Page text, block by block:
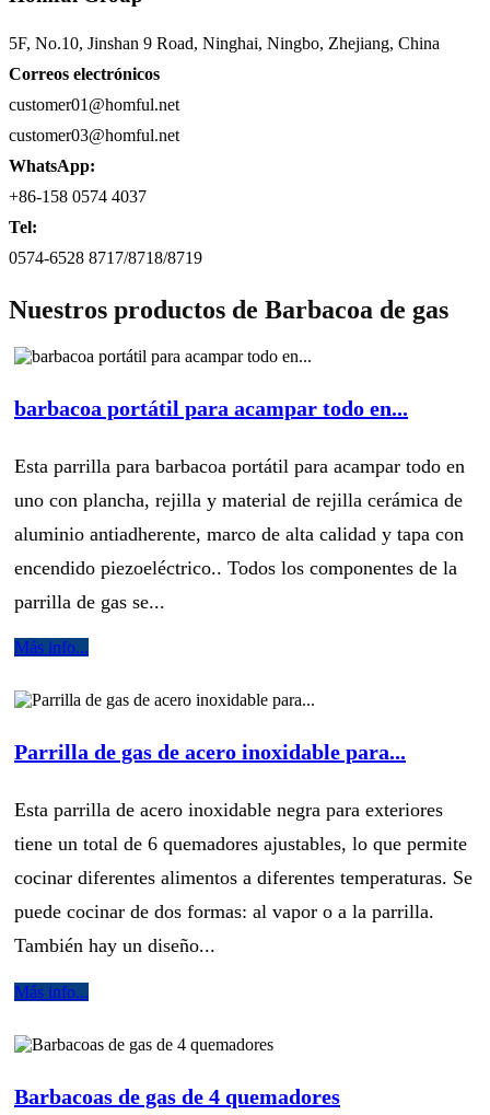
5F, No.10, Jinshan 9 Road, Ninghai, Ningbo, Zhejiang, China
Correos electrónicos
customer01@homful.net
customer03@homful.net
WhatsApp:
+86-158 0574 4037
Tel:
0574-6528 8717/8718/8719
Nuestros productos de Barbacoa de gas
barbacoa portátil para acampar todo en...
Esta parrilla para barbacoa portátil para acampar todo en
uno con plancha, rejilla y material de rejilla cerámica de
aluminio antiadherente, marco de alta calidad y tapa con
encendido piezoeléctrico.. Todos los componentes de la
parrilla de gas se...
Más info...
Parrilla de gas de acero inoxidable para...
Esta parrilla de acero inoxidable negra para exteriores
tiene un total de 6 quemadores ajustables, lo que permite
cocinar diferentes alimentos a diferentes temperaturas. Se
puede cocinar de dos formas: al vapor o a la parrilla.
También hay un diseño...
Más info...
Barbacoas de gas de 4 quemadores